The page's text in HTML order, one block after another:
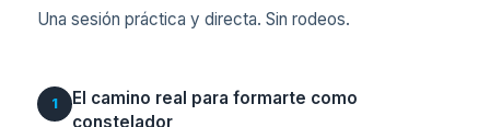
Una sesión práctica y directa. Sin rodeos.
1
El camino real para formarte como
constelador